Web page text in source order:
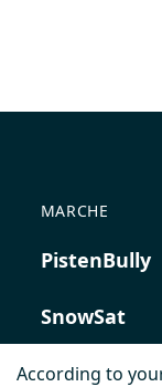
MARCHE
PistenBully
SnowSat
PowerBully
According to